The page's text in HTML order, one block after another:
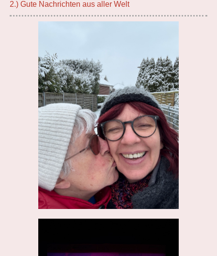
2.) Gute Nachrichten aus aller Welt